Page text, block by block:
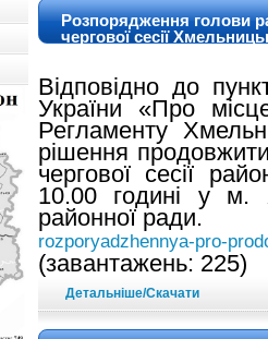
Розпорядження голови
чергової сесії
Відповідно до
України «Про
Регламенту
рішення
чергової сесії
10.00 годині у м.
районної ради.
rozporyadzhennya-pro-
(завантажень: 225)
Детальніше/Скачати